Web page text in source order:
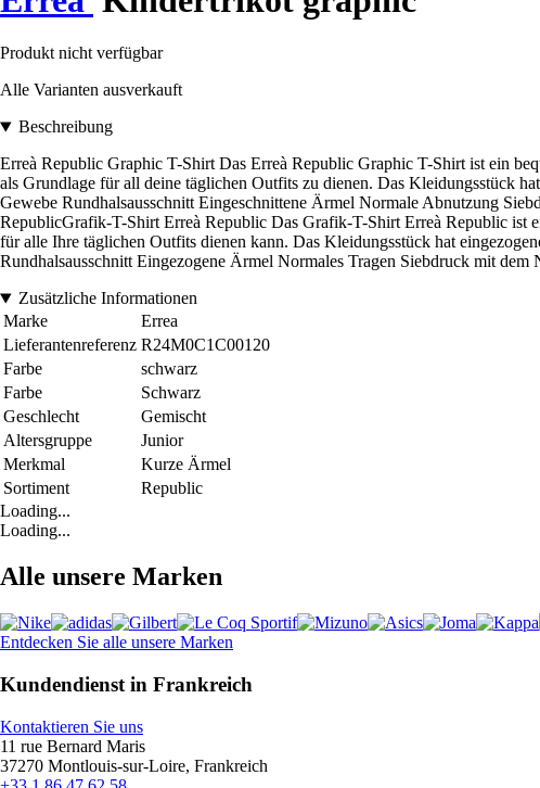
Produkt nicht verfügbar
Alle Varianten ausverkauft
Beschreibung
Erreà Republic Graphic T-Shirt Das Erreà Republic Graphic T-Shirt ist ein
als Grundlage für all deine täglichen Outfits zu dienen. Das Kleidungsstück
Gewebe Rundhalsausschnitt Eingeschnittene Ärmel Normale Abnutzung
RepublicGrafik-T-Shirt Erreà Republic Das Grafik-T-Shirt Erreà Republic ist
für alle Ihre täglichen Outfits dienen kann. Das Kleidungsstück hat
Rundhalsausschnitt Eingezogene Ärmel Normales Tragen Siebdruck mit dem
Zusätzliche Informationen
Marke
Errea
Lieferantenreferenz R24M0C1C00120
Farbe
schwarz
Farbe
Schwarz
Geschlecht
Gemischt
Altersgruppe
Junior
Merkmal
Kurze Ärmel
Sortiment
Republic
Loading...
Loading...
Alle unsere Marken
Entdecken Sie alle unsere Marken
Kundendienst in Frankreich
Kontaktieren Sie uns
11 rue Bernard Maris
37270 Montlouis-sur-Loire, Frankreich